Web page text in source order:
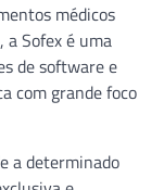
médicos
Sofex é uma
de software e
com grande foco
a determinado